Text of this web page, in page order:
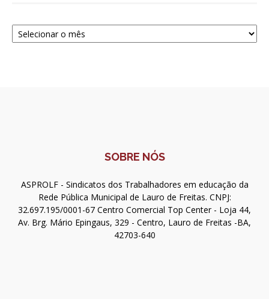
Navegue
SOBRE NÓS
ASPROLF - Sindicatos dos Trabalhadores em educação da
Rede Pública Municipal de Lauro de Freitas. CNPJ:
32.697.195/0001-67 Centro Comercial Top Center - Loja 44,
Av. Brg. Mário Epingaus, 329 - Centro, Lauro de Freitas -BA,
42703-640